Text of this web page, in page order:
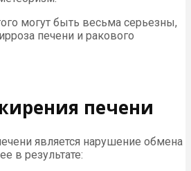
могут быть весьма серьезны,
печени и ракового
печени
является нарушение обмена
в результате: